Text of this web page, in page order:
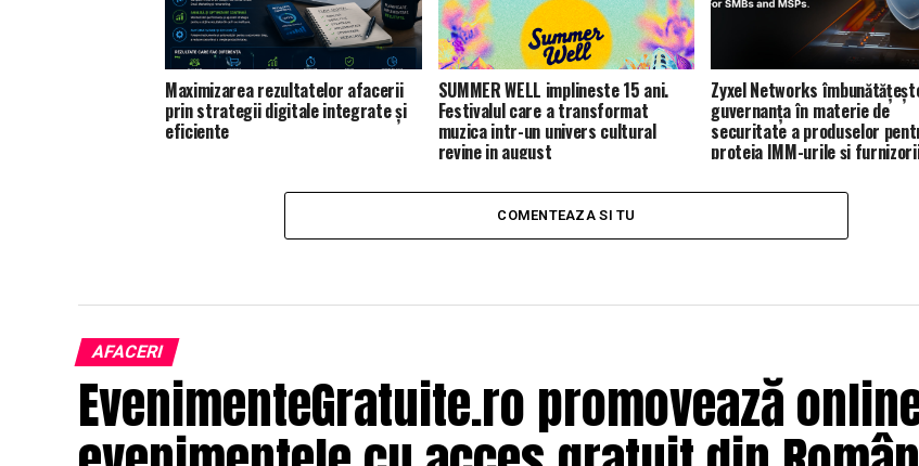
Maximizarea rezultatelor afacerii
prin strategii digitale integrate și
eficiente
SUMMER WELL implineste 15 ani.
Festivalul care a transformat
muzica intr-un univers cultural
revine in august
Zyxel Networks
guvernanța în materie de
securitate a produselor
proteja IMM-urile și
COMENTEAZA SI TU
AFACERI
EvenimenteGratuite.ro promovează